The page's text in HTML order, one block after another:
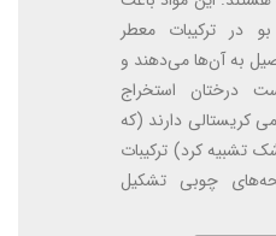
در ترکیبات معطر
به آن‌ها می‌دهند و
درختان استخراج
کریستالی دارند (که
تشبیه کرد) ترکیبات
چوبی تشکیل